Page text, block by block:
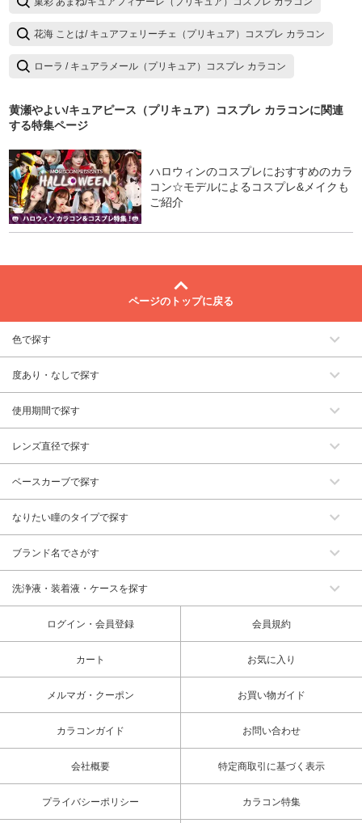
花海 ことは/ キュアフェリーチェ（プリキュア）コスプレ カラコン
ローラ / キュアラメール（プリキュア）コスプレ カラコン
黄瀬やよい/キュアピース（プリキュア）コスプレ カラコンに関連
する特集ページ
ハロウィンのコスプレにおすすめのカラ
コン☆モデルによるコスプレ&メイクも
ご紹介
ページのトップに戻る
色で探す
度あり・なしで探す
使用期間で探す
レンズ直径で探す
ベースカーブで探す
なりたい瞳のタイプで探す
ブランド名でさがす
洗浄液・装着液・ケースを探す
ログイン・会員登録 会員規約
カート お気に入り
メルマガ・クーポン お買い物ガイド
カラコンガイド お問い合わせ
会社概要 特定商取引に基づく表示
プライバシーポリシー カラコン特集